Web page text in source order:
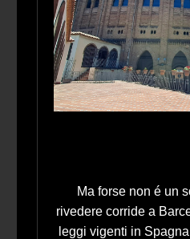
Ma forse non é un
rivedere corride a
leggi vigenti in